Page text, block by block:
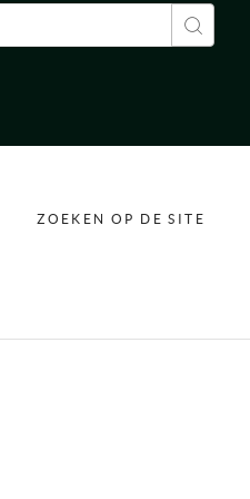
ZOEKEN OP DE SITE